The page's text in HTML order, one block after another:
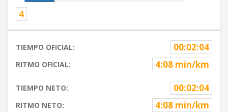
4
TIEMPO OFICIAL: 00:02:04
RITMO OFICIAL: 4:08 min/km
TIEMPO NETO: 00:02:04
RITMO NETO: 4:08 min/km